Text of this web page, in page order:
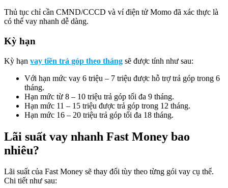
Thủ tục chỉ cần CMND/CCCD và ví điện tử Momo đã xác thực là
có thể vay nhanh dễ dàng.
Kỳ hạn
Kỳ hạn vay tiền trả góp theo tháng sẽ được tính như sau:
Với hạn mức vay 6 triệu – 7 triệu được hỗ trợ trả góp trong 6
tháng.
Hạn mức từ 8 – 10 triệu trả góp tối đa 9 tháng.
Hạn mức 11 – 15 triệu được trả góp trong 12 tháng.
Hạn mức 16 – 20 triệu trả góp tối đa 18 tháng.
Lãi suất vay nhanh Fast Money bao
nhiêu?
Lãi suất của Fast Money sẽ thay đổi tùy theo từng gói vay cụ thể.
Chi tiết như sau: